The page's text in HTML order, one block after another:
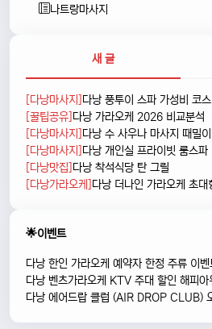
나트랑마사지
새 글
[다낭마사지]다낭 풍투이 스파 가성비 코
[꿀팁공유]다낭 가라오케 2026 비교분석
[다낭마사지]다낭 수 사우나 마사지 때밀
[다낭마사지]다낭 개인실 프라이빗 룸스파
[다낭맛집]다낭 착석식당 탄 그릴
[다낭가라오케]다낭 더나인 가라오케 초
🌟이벤트
다낭 한인 가라오케 예약자 한정 주류 이벤
다낭 벤츠가라오케 KTV 주대 할인 해피아
다낭 에어드랍 클럽 (AIR DROP CLUB)